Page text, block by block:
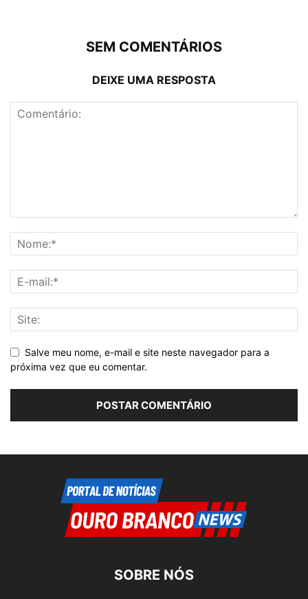
SEM COMENTÁRIOS
DEIXE UMA RESPOSTA
Salve meu nome, e-mail e site neste navegador para a
próxima vez que eu comentar.
SOBRE NÓS